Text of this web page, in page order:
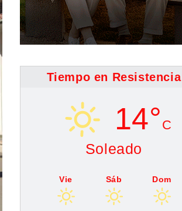
Tiempo en Resistencia
14° C
Soleado
Vie Sáb Dom